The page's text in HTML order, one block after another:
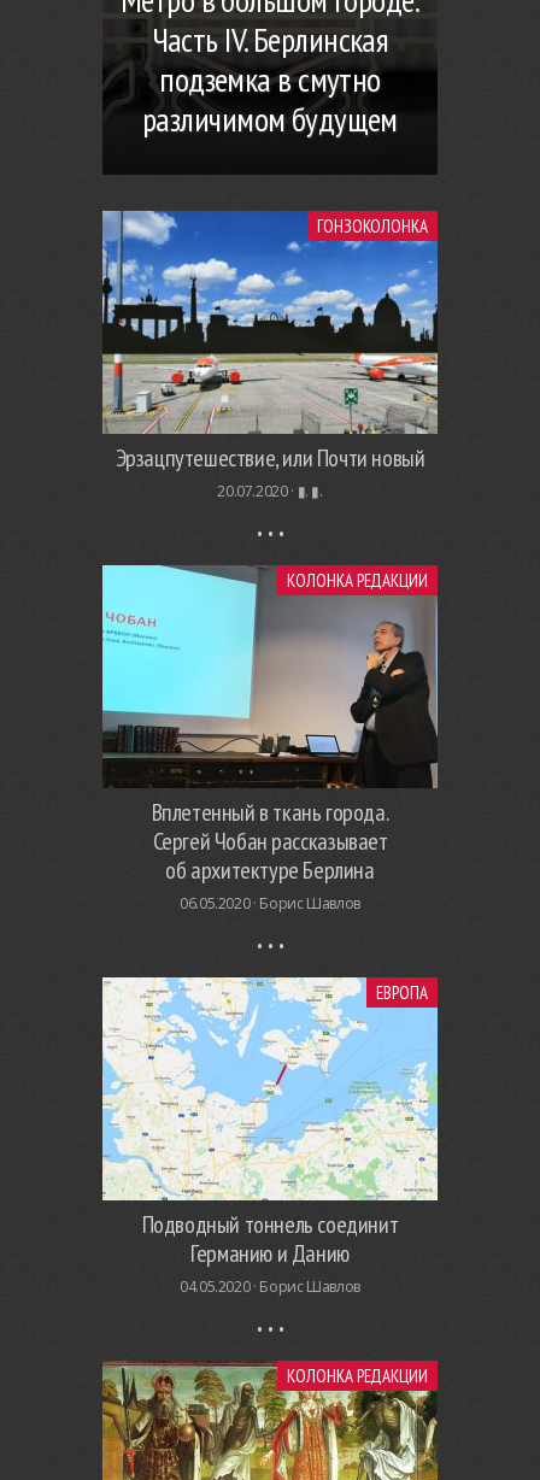
Часть IV. Берлинская
подземка в смутно
различимом будущем
ГОНЗОКОЛОНКА
Эрзацпутешествие, или Почти новый
20.07.2020 · ▮. ▮.
КОЛОНКА РЕДАКЦИИ
Вплетенный в ткань города.
Сергей Чобан рассказывает
об архитектуре Берлина
06.05.2020 · Борис Шавлов
ЕВРОПА
Подводный тоннель соединит
Германию и Данию
04.05.2020 · Борис Шавлов
КОЛОНКА РЕДАКЦИИ